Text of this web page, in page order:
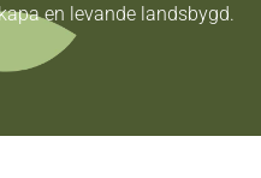
en levande landsbygd.